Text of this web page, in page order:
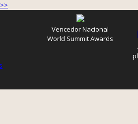
Vencedor Nacional
World Summit Awards